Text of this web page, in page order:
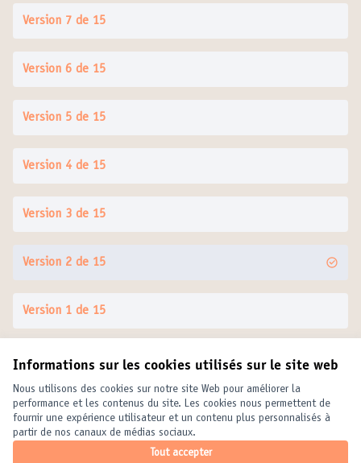
Informations sur les cookies utilisés sur le site web
Nous utilisons des cookies sur notre site Web pour améliorer la
performance et les contenus du site. Les cookies nous permettent de
fournir une expérience utilisateur et un contenu plus personnalisés à
partir de nos canaux de médias sociaux.
Tout accepter
Version 7 de 15
Version 6 de 15
Version 5 de 15
Version 4 de 15
Version 3 de 15
Version 2 de 15
Version 1 de 15
Conditions d'utilisation
Paramètres des cookies
United Cities and Local Governments sur X
(Lien externe)
United Cities and Local Governments sur Facebook
(Lien externe)
United Cities and Local Governments sur YouTube
(Lien externe)
Français
Elegir el idiomaChoose languageChoisir la langue